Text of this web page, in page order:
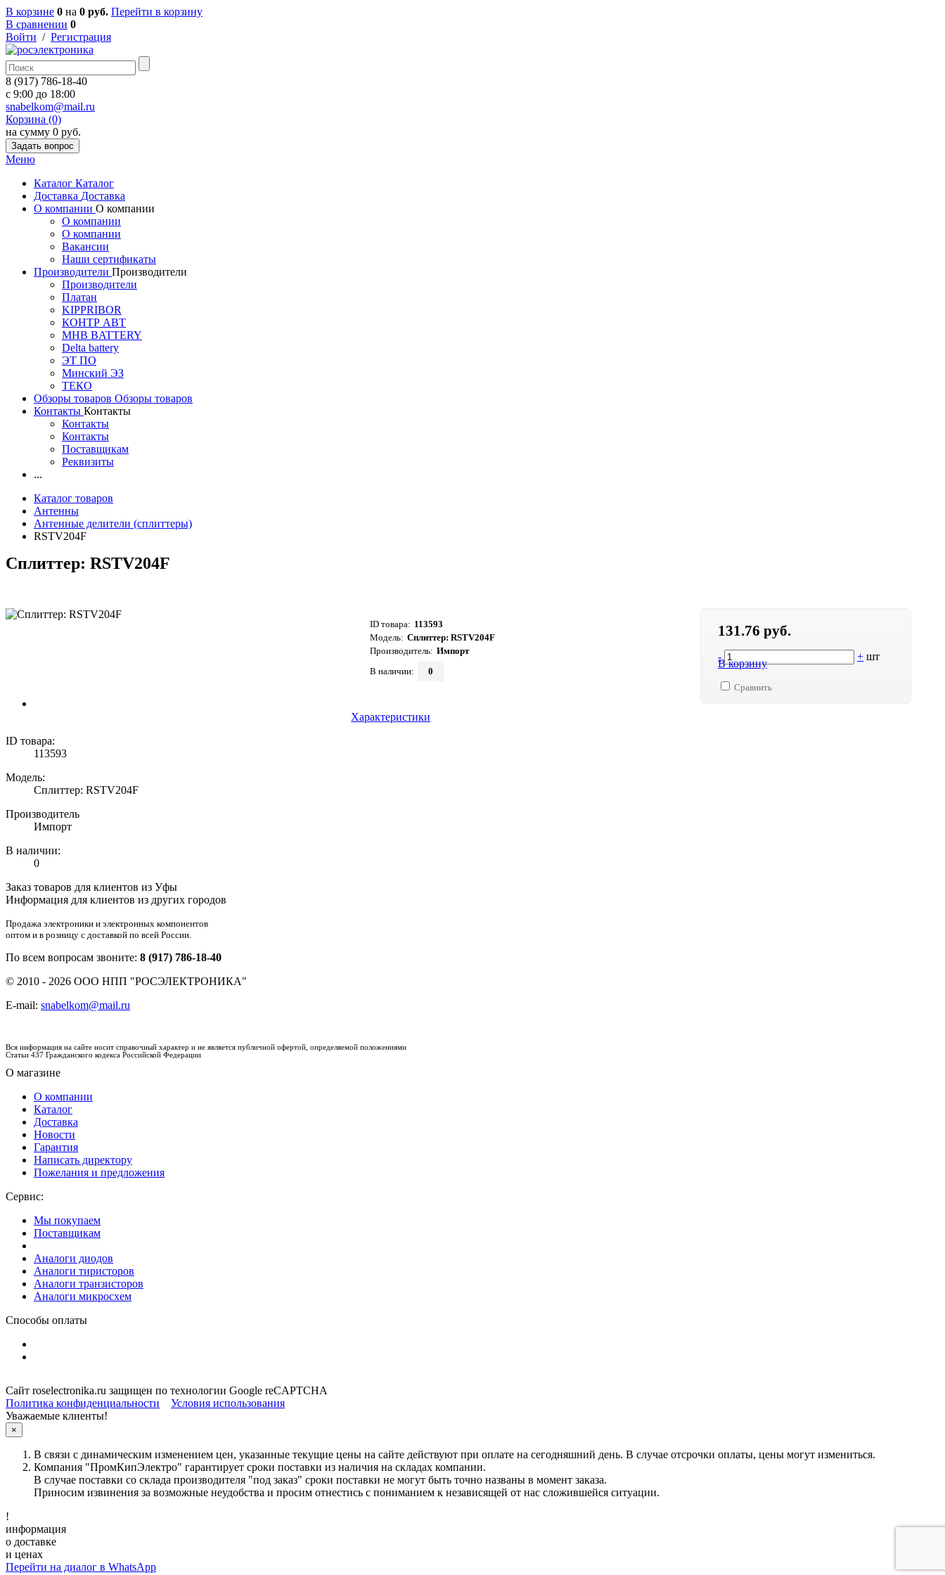
В корзине 0 на 0 руб. Перейти в корзину
В сравнении 0
Войти / Регистрация
8 (917) 786-18-40
c 9:00 до 18:00
snabelkom@mail.ru
Корзина (0)
на сумму 0 руб.
Задать вопрос
Меню
Каталог Каталог
Доставка Доставка
О компании О компании
О компании
О компании
Вакансии
Наши сертификаты
Производители Производители
Производители
Платан
KIPPRIBOR
КОНТР АВТ
MHB BATTERY
Delta battery
ЭT ПО
Минский ЭЗ
ТЕКО
Обзоры товаров Обзоры товаров
Контакты Контакты
Контакты
Контакты
Поставщикам
Реквизиты
...
Каталог товаров
Антенны
Антенные делители (сплиттеры)
RSTV204F
Сплиттер: RSTV204F
131.76 руб.
- + шт
В корзину
Сравнить
ID товара: 113593
Модель: Сплиттер: RSTV204F
Производитель: Импорт
В наличии:
0
Характеристики
ID товара:
113593
Модель:
Сплиттер: RSTV204F
Производитель
Импорт
В наличии:
0
Заказ товаров для клиентов из Уфы
Информация для клиентов из других городов
Продажа электроники и электронных компонентов
оптом и в розницу с доставкой по всей России.
По всем вопросам звоните: 8 (917) 786-18-40
© 2010 - 2026 ООО НПП "РОСЭЛЕКТРОНИКА"
E-mail: snabelkom@mail.ru
Вся информация на сайте носит справочный характер и не является публичной офертой, определяемой положениями
Статьи 437 Гражданского кодекса Российской Федерации
О магазине
О компании
Каталог
Доставка
Новости
Гарантия
Написать директору
Пожелания и предложения
Сервис:
Мы покупаем
Поставщикам
Аналоги диодов
Аналоги тиристоров
Аналоги транзисторов
Аналоги микросхем
Способы оплаты
Сайт roselectronika.ru защищен по технологии Google reCAPTCHA
Политика конфиденциальности
Условия использования
Уважаемые клиенты!
×
В связи с динамическим изменением цен, указанные текущие цены на сайте действуют при оплате на сегодняшний день. В случае отсрочки оплаты, цены могут измениться.
Компания "ПромКипЭлектро" гарантирует сроки поставки из наличия на складах компании.
В случае поставки со склада производителя "под заказ" сроки поставки не могут быть точно названы в момент заказа.
Приносим извинения за возможные неудобства и просим отнестись с пониманием к независящей от нас сложившейся ситуации.
!
информация
о доставке
и ценах
Перейти на диалог в WhatsApp